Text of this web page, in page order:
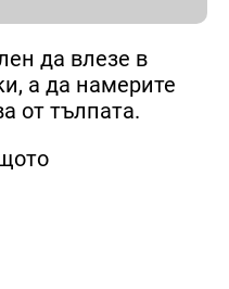
да влезе в
а да намерите
от тълпата.